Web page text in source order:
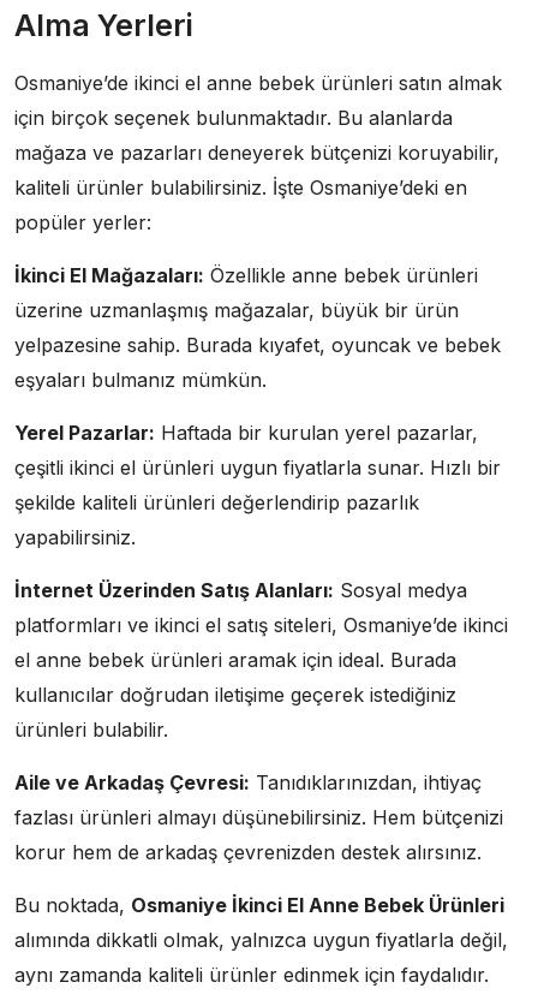
Alma Yerleri
Osmaniye’de ikinci el anne bebek ürünleri satın almak
için birçok seçenek bulunmaktadır. Bu alanlarda
mağaza ve pazarları deneyerek bütçenizi koruyabilir,
kaliteli ürünler bulabilirsiniz. İşte Osmaniye’deki en
popüler yerler:
İkinci El Mağazaları: Özellikle anne bebek ürünleri
üzerine uzmanlaşmış mağazalar, büyük bir ürün
yelpazesine sahip. Burada kıyafet, oyuncak ve bebek
eşyaları bulmanız mümkün.
Yerel Pazarlar: Haftada bir kurulan yerel pazarlar,
çeşitli ikinci el ürünleri uygun fiyatlarla sunar. Hızlı bir
şekilde kaliteli ürünleri değerlendirip pazarlık
yapabilirsiniz.
İnternet Üzerinden Satış Alanları: Sosyal medya
platformları ve ikinci el satış siteleri, Osmaniye’de ikinci
el anne bebek ürünleri aramak için ideal. Burada
kullanıcılar doğrudan iletişime geçerek istediğiniz
ürünleri bulabilir.
Aile ve Arkadaş Çevresi: Tanıdıklarınızdan, ihtiyaç
fazlası ürünleri almayı düşünebilirsiniz. Hem bütçenizi
korur hem de arkadaş çevrenizden destek alırsınız.
Bu noktada, Osmaniye İkinci El Anne Bebek Ürünleri
alımında dikkatli olmak, yalnızca uygun fiyatlarla değil,
aynı zamanda kaliteli ürünler edinmek için faydalıdır.